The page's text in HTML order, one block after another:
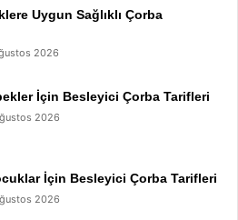
Uygun Sağlıklı Çorba
2026
İçin Besleyici Çorba Tarifleri
2026
İçin Besleyici Çorba Tarifleri
2026